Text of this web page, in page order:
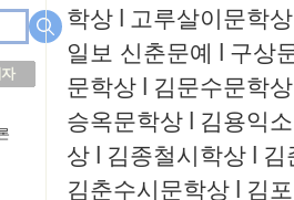
학상 l 고루살이문학상
일보 신춘문예 l 구상
문학상 l 김문수문학상
승옥문학상 l 김용익
상 l 김종철시학상 l
김춘수시문학상 l 김